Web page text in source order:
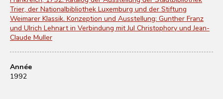
Trier, der Nationalbibliothek Luxemburg und der Stiftung
Weimarer Klassik. Konzeption und Ausstellung: Gunther Franz
und Ulrich Lehnart in Verbindung mit Jul Christophory und Jean-
Claude Muller
Année
1992